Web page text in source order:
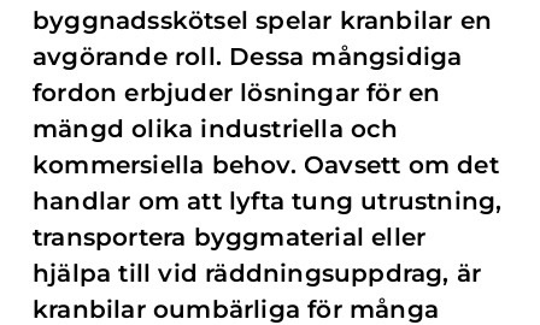
byggnadsskötsel spelar kranbilar en
avgörande roll. Dessa mångsidiga
fordon erbjuder lösningar för en
mängd olika industriella och
kommersiella behov. Oavsett om det
handlar om att lyfta tung utrustning,
transportera byggmaterial eller
hjälpa till vid räddningsuppdrag, är
kranbilar oumbärliga för många